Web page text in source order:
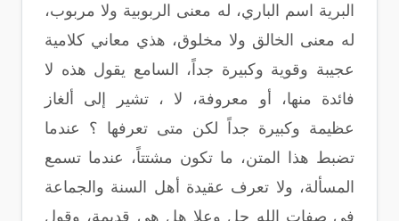
البرية اسم الباري، له معنى الربوبية ولا مربوب،
له معنى الخالق ولا مخلوق، هذي معاني كلامية
عجيبة وقوية وكبيرة جداً، السامع يقول هذه لا
فائدة منها، أو معروفة، لا ، تشير إلى ألغاز
عظيمة وكبيرة جداً لكن متى تعرفها ؟ عندما
تضبط هذا المتن، ما تكون مشتتاً، عندما تسمع
المسألة، ولا تعرف عقيدة أهل السنة والجماعة
في صفات الله جل وعلا هل هي قديمة، وقول